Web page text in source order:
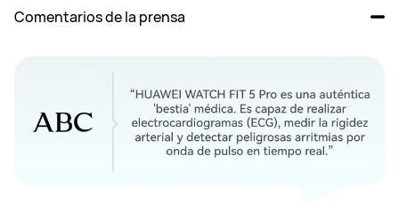
Comentarios de la prensa